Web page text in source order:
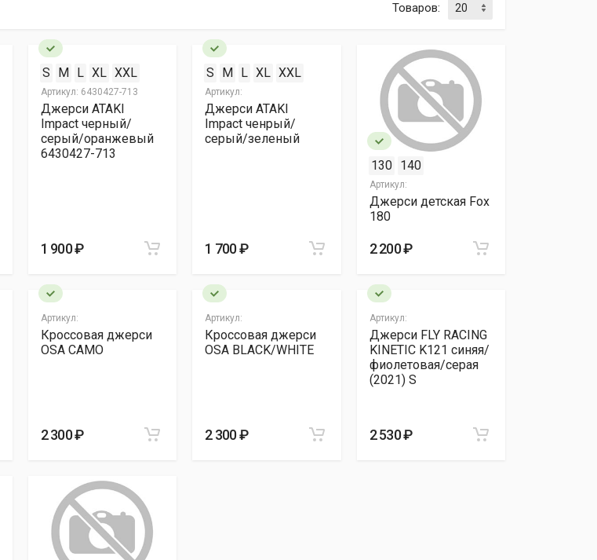
Товаров:
S M L XL XXL
Артикул: 6430427-713
Джерси ATAKI
Impact черный/
серый/оранжевый
6430427-713
1 900 ₽
S M L XL XXL
Артикул:
Джерси ATAKI
Impact ченрый/
серый/зеленый
1 700 ₽
130 140
Артикул:
Джерси детская Fox
180
2 200 ₽
Артикул:
Кроссовая джерси
OSA CAMO
2 300 ₽
Артикул:
Кроссовая джерси
OSA BLACK/WHITE
2 300 ₽
Артикул:
Джерси FLY RACING
KINETIC K121 синяя/
фиолетовая/серая
(2021) S
2 530 ₽